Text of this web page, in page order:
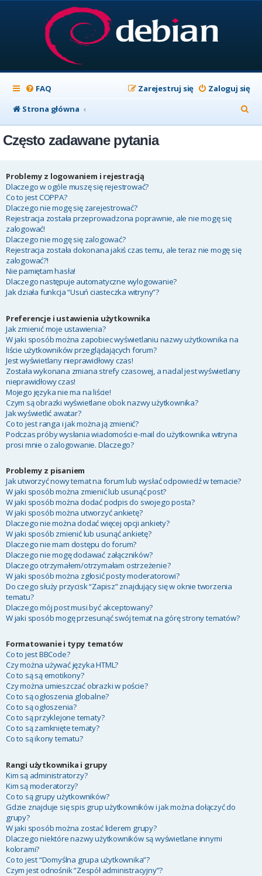
FAQ Zaloguj się
Zarejestruj się
Strona główna
z
Często zadawane pytania
Problemy z logowaniem i rejestracją
Dlaczego w ogóle muszę się rejestrować?
Co to jest COPPA?
Dlaczego nie mogę się zarejestrować?
Rejestracja została przeprowadzona poprawnie, ale nie mogę się
zalogować!
Dlaczego nie mogę się zalogować?
Rejestracja została dokonana jakiś czas temu, ale teraz nie mogę się
zalogować?!
Nie pamiętam hasła!
Dlaczego następuje automatyczne wylogowanie?
Jak działa funkcja “Usuń ciasteczka witryny”?
Preferencje i ustawienia użytkownika
Jak zmienić moje ustawienia?
W jaki sposób można zapobiec wyświetlaniu nazwy użytkownika na
liście użytkowników przeglądających forum?
Jest wyświetlany nieprawidłowy czas!
Została wykonana zmiana strefy czasowej, a nadal jest wyświetlany
nieprawidłowy czas!
Mojego języka nie ma na liście!
Czym są obrazki wyświetlane obok nazwy użytkownika?
Jak wyświetlić awatar?
Co to jest ranga i jak można ją zmienić?
Podczas próby wysłania wiadomości e-mail do użytkownika witryna
prosi mnie o zalogowanie. Dlaczego?
Problemy z pisaniem
Jak utworzyć nowy temat na forum lub wysłać odpowiedź w temacie?
W jaki sposób można zmienić lub usunąć post?
W jaki sposób można dodać podpis do swojego posta?
W jaki sposób można utworzyć ankietę?
Dlaczego nie można dodać więcej opcji ankiety?
W jaki sposób zmienić lub usunąć ankietę?
Dlaczego nie mam dostępu do forum?
Dlaczego nie mogę dodawać załączników?
Dlaczego otrzymałem/otrzymałam ostrzeżenie?
W jaki sposób można zgłosić posty moderatorowi?
Do czego służy przycisk “Zapisz” znajdujący się w oknie tworzenia
tematu?
Dlaczego mój post musi być akceptowany?
W jaki sposób mogę przesunąć swój temat na górę strony tematów?
Formatowanie i typy tematów
Co to jest BBCode?
Czy można używać języka HTML?
Co to są są emotikony?
Czy można umieszczać obrazki w poście?
Co to są ogłoszenia globalne?
Co to są ogłoszenia?
Co to są przyklejone tematy?
Co to są zamknięte tematy?
Co to są ikony tematu?
Rangi użytkownika i grupy
Kim są administratorzy?
Kim są moderatorzy?
Co to są grupy użytkowników?
Gdzie znajduje się spis grup użytkowników i jak można dołączyć do
grupy?
W jaki sposób można zostać liderem grupy?
Dlaczego niektóre nazwy użytkowników są wyświetlane innymi
kolorami?
Co to jest “Domyślna grupa użytkownika”?
Czym jest odnośnik “Zespół administracyjny”?